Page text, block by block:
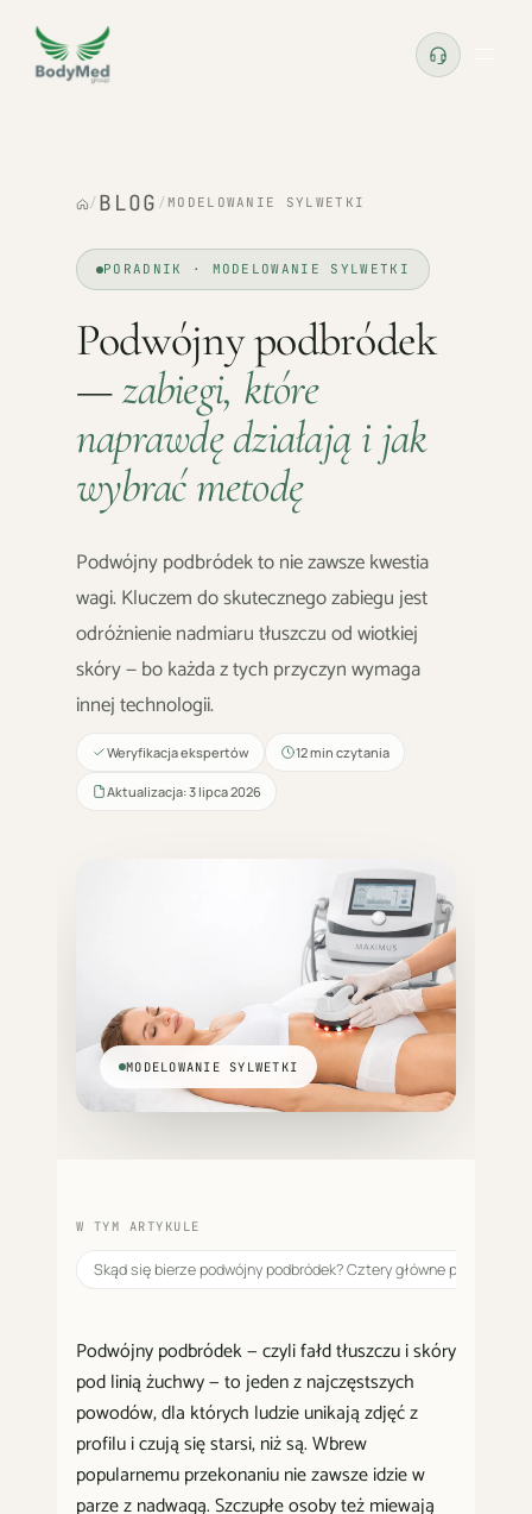
/ BLOG / MODELOWANIE SYLWETKI
PORADNIK · MODELOWANIE SYLWETKI
Podwójny podbródek
—zabiegi, które
naprawdę działają i jak
wybrać metodę
Podwójny podbródek to nie zawsze kwestia
wagi. Kluczem do skutecznego zabiegu jest
odróżnienie nadmiaru tłuszczu od wiotkiej
skóry — bo każda z tych przyczyn wymaga
innej technologii.
Weryfikacja ekspertów 12 min czytania
Aktualizacja: 3 lipca 2026
MODELOWANIE SYLWETKI
W TYM ARTYKULE
Skąd się bierze podwójny podbródek? Cztery główne przyczyny
Podwójny podbródek — czyli fałd tłuszczu i skóry
pod linią żuchwy — to jeden z najczęstszych
powodów, dla których ludzie unikają zdjęć z
profilu i czują się starsi, niż są. Wbrew
popularnemu przekonaniu nie zawsze idzie w
parze z nadwagą. Szczupłe osoby też miewają